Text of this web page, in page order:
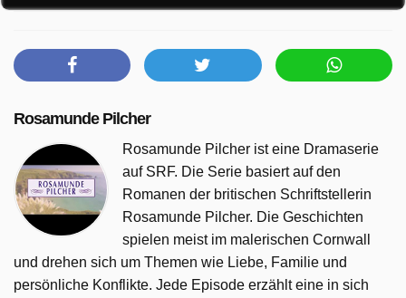
Rosamunde Pilcher
Rosamunde Pilcher ist eine Dramaserie
auf SRF. Die Serie basiert auf den
Romanen der britischen Schriftstellerin
Rosamunde Pilcher. Die Geschichten
spielen meist im malerischen Cornwall
und drehen sich um Themen wie Liebe, Familie und
persönliche Konflikte. Jede Episode erzählt eine in sich